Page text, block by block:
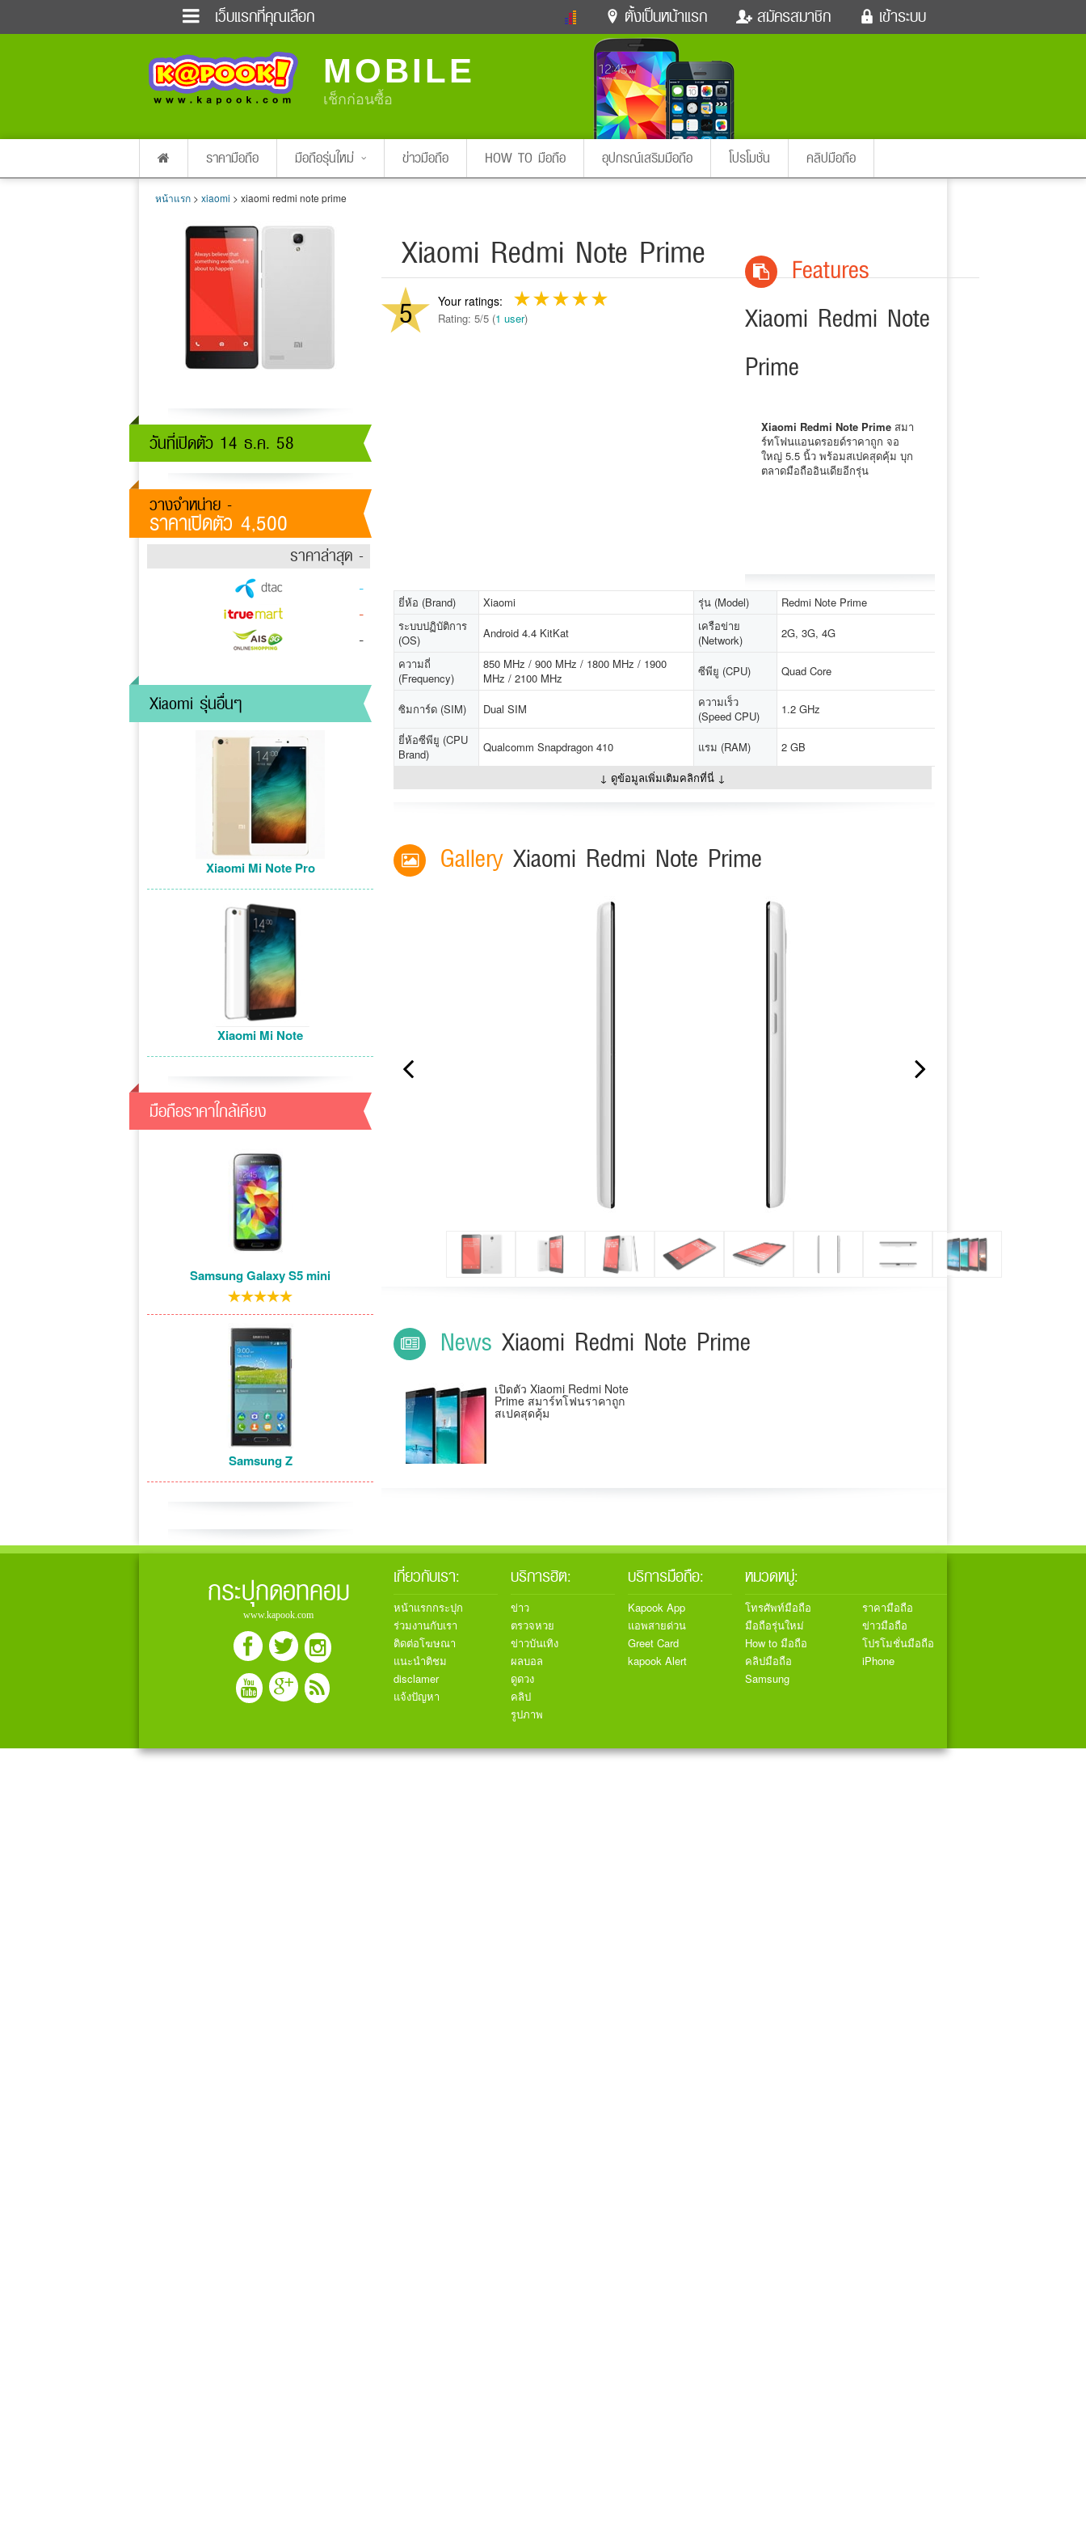
เข้าระบบ
สมัครสมาชิก
เว็บแรกที่คุณเลือก ตั้งเป็นหน้าแรก
ละคร
ฟังวิทยุออนไลน์
เกม หมากรุกไทย Glitter ตรวจหวย
แต่งงาน
แม่และเด็ก ดูดวง สุขภาพ
กลอน
dictionary
เช็คความเร็วเน็ต iPhone Facebook Twitter instagram ดารา อินสตาแกรม
Email
Password
เข้าระบบด้วย Facebook
MOBILE
เช็กก่อนซื้อ
ราคามือถือ มือถือรุ่นใหม่ ข่าวมือถือ HOW TO มือถือ อุปกรณ์เสริมมือถือ โปรโมชั่น คลิปมือถือ
หน้าแรก > xiaomi > xiaomi redmi note prime
Xiaomi Redmi Note Prime
5 Rating: 5/5 (1 user)
Features
Xiaomi Redmi Note
Prime
Xiaomi Redmi Note Prime สมา
ร์ทโฟนแอนดรอยด์ราคาถูก จอ
ใหญ่ 5.5 นิ้ว พร้อมสเปคสุดคุ้ม บุก
ตลาดมือถืออินเดียอีกรุ่น
ยี่ห้อ (Brand) Xiaomi รุ่น (Model)
Redmi Note Prime
ระบบปฏิบัติการ
(OS)
Android 4.4 KitKat
เครือข่าย
(Network)
2G, 3G, 4G
ความถี่
(Frequency)
850 MHz / 900 MHz / 1800 MHz / 1900
MHz / 2100 MHz
ซีพียู (CPU) Quad Core
ซิมการ์ด (SIM) Dual SIM
ความเร็ว
(Speed CPU)
1.2 GHz
ยี่ห้อซีพียู (CPU
Brand)
Qualcomm Snapdragon 410 แรม (RAM)
2 GB
↓ ดูข้อมูลเพิ่มเติมคลิกที่นี่ ↓
Gallery Xiaomi Redmi Note Prime
News Xiaomi Redmi Note Prime
เปิดตัว Xiaomi Redmi Note
Prime สมาร์ทโฟนราคาถูก
สเปคสุดคุ้ม
วันที่เปิดตัว 14 ธ.ค. 58
วางจำหน่าย -
ราคาเปิดตัว 4,500
ราคาล่าสุด -
-
-
-
Xiaomi รุ่นอื่นๆ
Xiaomi Mi Note Pro
Xiaomi Mi Note
มือถือราคาใกล้เคียง
Samsung Galaxy S5 mini
Samsung Z
กระปุกดอทคอม
www.kapook.com
เกี่ยวกับเรา:
หน้าแรกกระปุก
ร่วมงานกับเรา
ติดต่อโฆษณา
แนะนำติชม
disclamer
แจ้งปัญหา
บริการฮิต:
ข่าว
ตรวจหวย
ข่าวบันเทิง
ผลบอล
ดูดวง
คลิป
รูปภาพ
บริการมือถือ:
Kapook App
แอพสายด่วน
Greet Card
kapook Alert
หมวดหมู่:
โทรศัพท์มือถือ
ราคามือถือ
มือถือรุ่นใหม่
ข่าวมือถือ
How to มือถือ
โปรโมชั่นมือถือ
คลิปมือถือ
iPhone
Samsung